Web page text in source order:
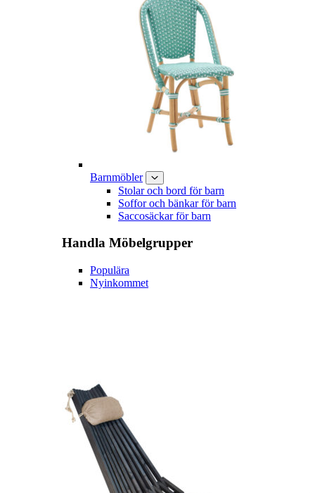
Barnmöbler
Stolar och bord för barn
Soffor och bänkar för barn
Saccosäckar för barn
Handla Möbelgrupper
Populära
Nyinkommet